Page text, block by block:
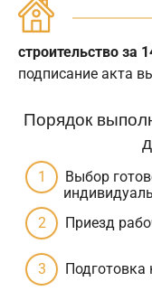
строительство за
подписание акта
Порядок
Выбор
Приезд
Подготовка